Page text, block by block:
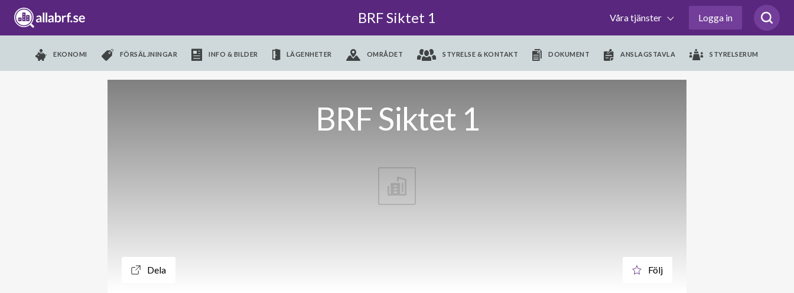
BRF Siktet 1 Våra tjänster Logga in
EKONOMI FÖRSÄLJNINGAR INFO & BILDER LÄGENHETER OMRÅDET STYRELSE & KONTAKT DOKUMENT ANSLAGSTAVLA STYRELSERUM
BRF Siktet 1
Dela Följ